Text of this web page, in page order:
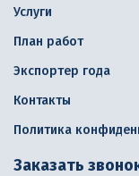
Услуги
План работ
Экспортер года
Контакты
Политика
Заказать